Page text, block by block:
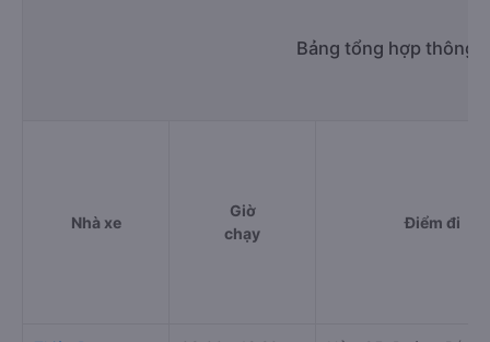
Bảng tổng hợp thông
Nhà xe
Giờ
chạy
Điểm đi